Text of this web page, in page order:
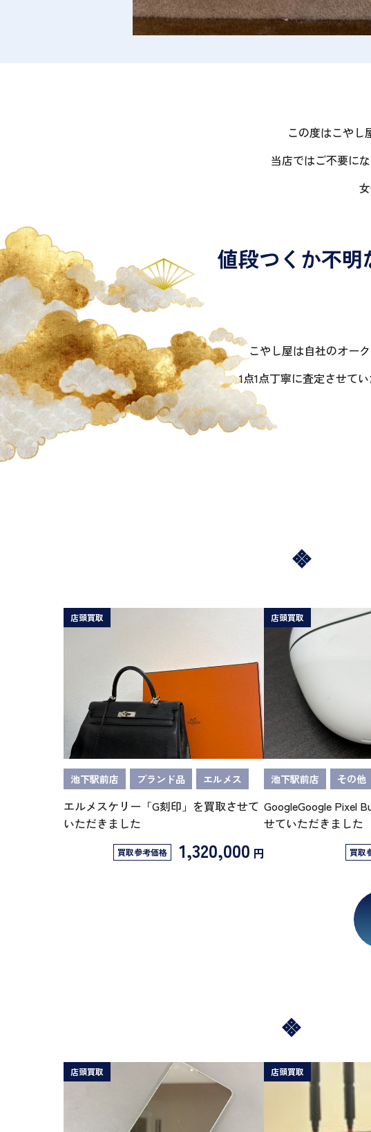
この度はこやし
当店ではご不要に
値段つくか不明
こやし屋は自社のオー
1点1点丁寧に査定させて
店頭買取
池下駅前店 ブランド品 エルメス
エルメスケリー「G刻印」を買取させて
いただきました
買取参考価格 1,320,000 円
店頭買取
池下駅前店 その他
GoogleGoogle Pixel
せていただきました
買取
店頭買取 店頭買取